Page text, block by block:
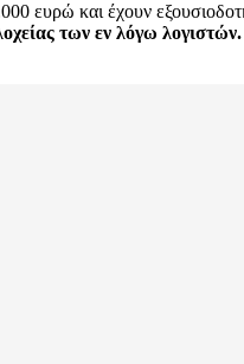
ευρώ και έχουν
των εν λόγω λογιστών.